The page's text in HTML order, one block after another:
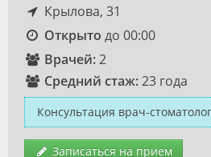
Крылова, 31
Открыто до 00:00
Врачей:2
Средний стаж:23 года
Консультация врач-
Записаться на прием